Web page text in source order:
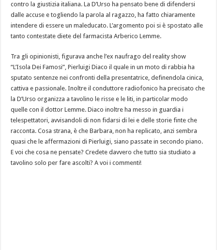
contro la giustizia italiana. La D’Urso ha pensato bene di difendersi
dalle accuse e togliendo la parola al ragazzo, ha fatto chiaramente
intendere di essere un maleducato. L’argomento poi si è spostato alle
tanto contestate diete del farmacista Arberico Lemme.
Tra gli opinionisti, figurava anche l’ex naufrago del reality show
“L’Isola Dei Famosi”, Pierluigi Diaco il quale in un moto di rabbia ha
sputato sentenze nei confronti della presentatrice, definendola cinica,
cattiva e passionale. Inoltre il conduttore radiofonico ha precisato che
la D’Urso organizza a tavolino le risse e le liti, in particolar modo
quelle con il dottor Lemme. Diaco inoltre ha messo in guardia i
telespettatori, avvisandoli di non fidarsi di lei e delle storie finte che
racconta. Cosa strana, è che Barbara, non ha replicato, anzi sembra
quasi che le affermazioni di Pierluigi, siano passate in secondo piano.
E voi che cosa ne pensate? Credete davvero che tutto sia studiato a
tavolino solo per fare ascolti? A voi i commenti!